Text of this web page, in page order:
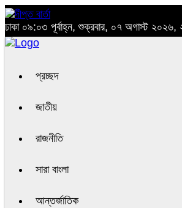
ঢাকা ০৯:০৩ পূর্বাহ্ন, শুক্রবার, ০৭ অগাস্ট ২০২৬,
প্রচ্ছদ
জাতীয়
রাজনীতি
সারা বাংলা
আন্তর্জাতিক